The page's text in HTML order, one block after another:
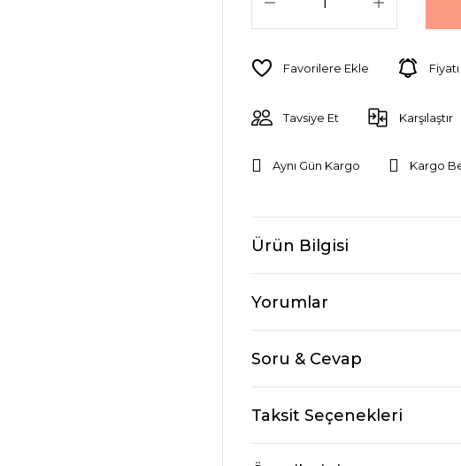
Tavsiye Et Karşılaştır
Aynı Gün Kargo Kargo
Ürün Bilgisi
Yorumlar
Soru & Cevap
Taksit Seçenekleri